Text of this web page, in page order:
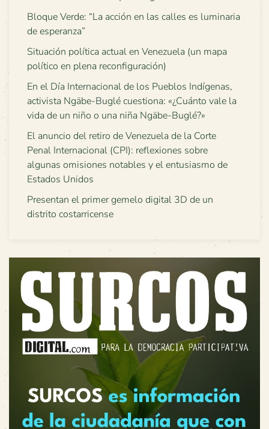
Bloque Verde: “La acción en las calles es luminaria
de esperanza”
Situación política actual en Venezuela (un mapa
político en plena reconfiguración)
En el Día Internacional de los Pueblos Indígenas,
activista Ngäbe-Buglé cuestiona: «¿Cuánto vale la
vida de un niño o una niña Ngäbe-Buglé?»
El anuncio del retiro de Venezuela de la Corte
Penal Internacional (CPI): reflexiones sobre
algunas omisiones notables y el entusiasmo de
Estados Unidos
Presentan el primer gemelo digital 3D de un
distrito costarricense